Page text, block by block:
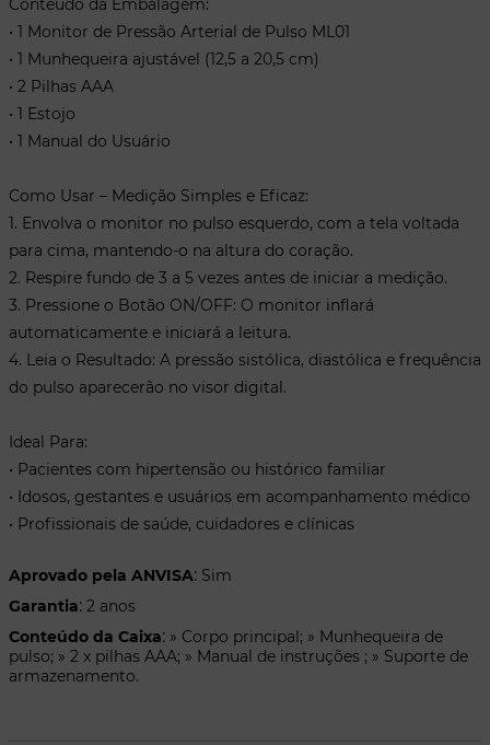
Conteúdo da Embalagem:
• 1 Monitor de Pressão Arterial de Pulso ML01
• 1 Munhequeira ajustável (12,5 a 20,5 cm)
• 2 Pilhas AAA
• 1 Estojo
• 1 Manual do Usuário
Como Usar – Medição Simples e Eficaz:
1. Envolva o monitor no pulso esquerdo, com a tela voltada
para cima, mantendo-o na altura do coração.
2. Respire fundo de 3 a 5 vezes antes de iniciar a medição.
3. Pressione o Botão ON/OFF: O monitor inflará
automaticamente e iniciará a leitura.
4. Leia o Resultado: A pressão sistólica, diastólica e frequência
do pulso aparecerão no visor digital.
Ideal Para:
• Pacientes com hipertensão ou histórico familiar
• Idosos, gestantes e usuários em acompanhamento médico
• Profissionais de saúde, cuidadores e clínicas
Aprovado pela ANVISA: Sim
Garantia: 2 anos
Conteúdo da Caixa: » Corpo principal; » Munhequeira de
pulso; » 2 x pilhas AAA; » Manual de instruções ; » Suporte de
armazenamento.